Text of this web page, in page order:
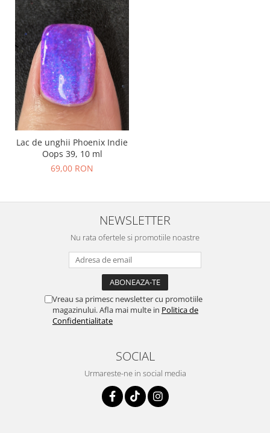
Lac de unghii Phoenix Indie
Oops 39, 10 ml
69,00 RON
NEWSLETTER
Nu rata ofertele si promotiile noastre
Vreau sa primesc newsletter cu promotiile
magazinului. Afla mai multe in Politica de
Confidentialitate
SOCIAL
Urmareste-ne in social media